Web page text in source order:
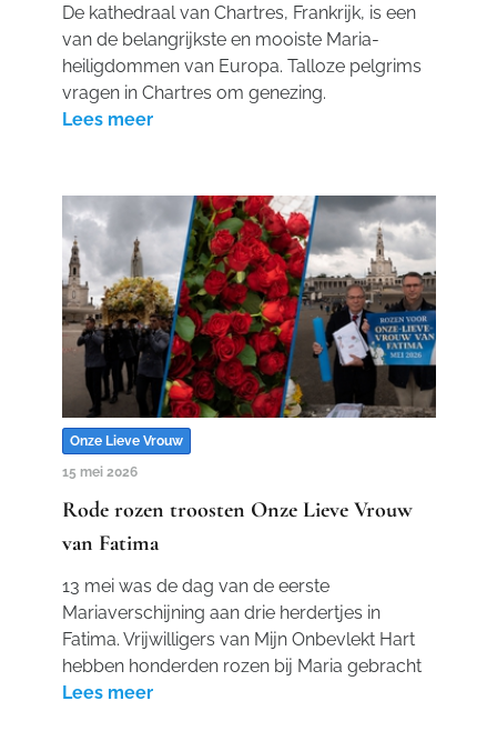
De kathedraal van Chartres, Frankrijk, is een
van de belangrijkste en mooiste Maria-
heiligdommen van Europa. Talloze pelgrims
vragen in Chartres om genezing.
Lees meer
Onze Lieve Vrouw
15 mei 2026
Rode rozen troosten Onze Lieve Vrouw
van Fatima
13 mei was de dag van de eerste
Mariaverschijning aan drie herdertjes in
Fatima. Vrijwilligers van Mijn Onbevlekt Hart
hebben honderden rozen bij Maria gebracht
Lees meer